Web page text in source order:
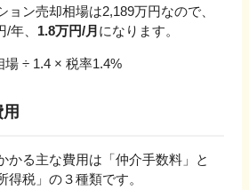
ョン売却相場は2,189万円なので、
/年、 1.8万円/月 になります。
場 ÷ 1.4 × 税率1.4%
かる主な費用は「仲介手数料」と
得税」の３種類です。